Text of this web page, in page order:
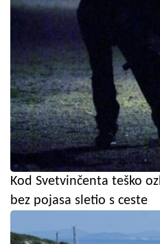
Kod Svetvinčenta teško
bez pojasa sletio s ceste